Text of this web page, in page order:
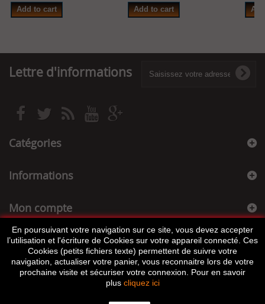
Add to cart Add to cart
Lettre d'informations
Catégories
Informations
Mon compte
Informations sur votre boutique
En poursuivant votre navigation sur ce site, vous devez accepter
l’utilisation et l'écriture de Cookies sur votre appareil connecté. Ces
Cookies (petits fichiers texte) permettent de suivre votre
navigation, actualiser votre panier, vous reconnaitre lors de votre
prochaine visite et sécuriser votre connexion. Pour en savoir
plus cliquez ici